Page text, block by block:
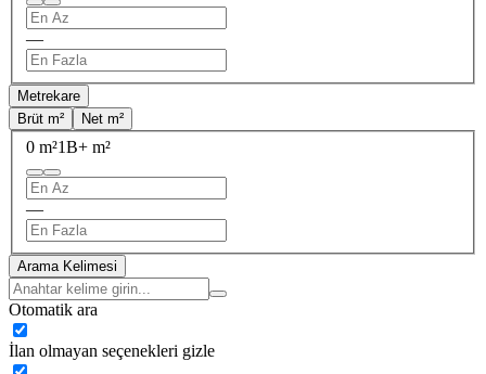
—
Metrekare
Brüt m²
Net m²
0 m²1B+ m²
—
Arama Kelimesi
Otomatik ara
İlan olmayan seçenekleri gizle